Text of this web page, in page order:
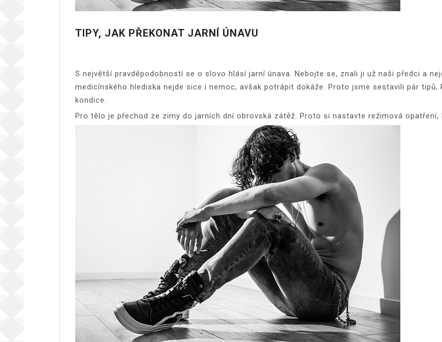
TIPY, JAK PŘEKONAT JARNÍ ÚNAVU
S největší pravděpodobností se o slovo hlásí jarní únava. Nebojte se, znali ji už naši předci a
medicínského hlediska nejde sice i nemoc, avšak potrápit dokáže. Proto jsme sestavili pár
kondice.
Pro tělo je přechod ze zimy do jarních dní obrovská zátěž. Proto si nastavte režimová opatření,